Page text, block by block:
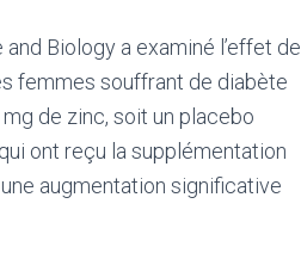
Biology a examiné l’effet de
femmes souffrant de diabète
de zinc, soit un placebo
ont reçu la supplémentation
augmentation significative